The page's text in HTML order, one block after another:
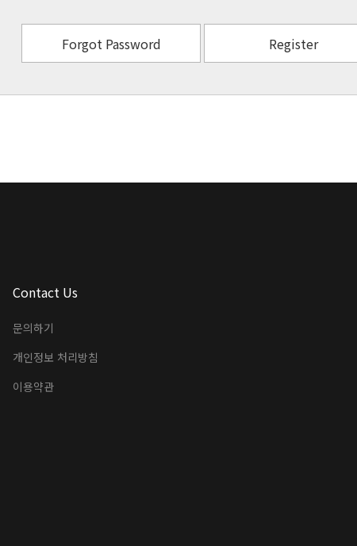
Forgot Password Register
Contact Us
문의하기
개인정보 처리방침
이용약관